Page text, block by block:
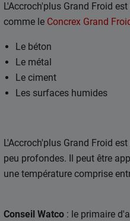
L'Accroch'plus Grand Froid
comme le Concrex Grand
Le béton
Le métal
Le ciment
Les surfaces humides
L'Accroch'plus Grand Froid
peu profondes. Il peut être
une température comprise
Conseil Watco : le primaire